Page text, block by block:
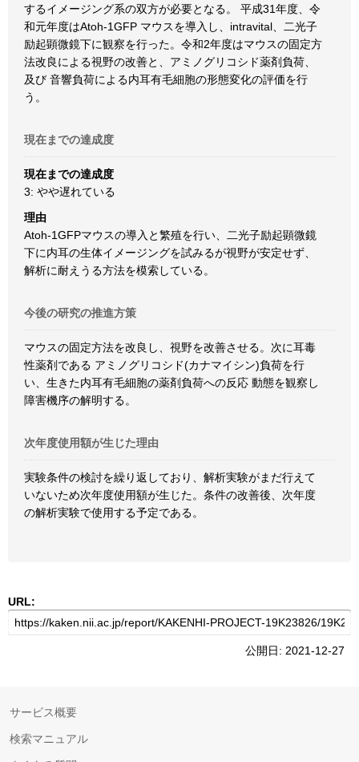
するイメージング系の双方が必要となる。 平成31年度、令
和元年度はAtoh-1GFP マウスを導入し、intravital、二光子
励起顕微鏡下に観察を行った。令和2年度はマウスの固定方
法改良による視野の改善と、アミノグリコシド薬剤負荷、
及び 音響負荷による内耳有毛細胞の形態変化の評価を行
う。
現在までの達成度
現在までの達成度
3: やや遅れている
理由
Atoh-1GFPマウスの導入と繁殖を行い、二光子励起顕微鏡
下に内耳の生体イメージングを試みるが視野が安定せず、
解析に耐えうる方法を模索している。
今後の研究の推進方策
マウスの固定方法を改良し、視野を改善させる。次に耳毒
性薬剤である アミノグリコシド(カナマイシン)負荷を行
い、生きた内耳有毛細胞の薬剤負荷への反応 動態を観察し
障害機序の解明する。
次年度使用額が生じた理由
実験条件の検討を繰り返しており、解析実験がまだ行えて
いないため次年度使用額が生じた。条件の改善後、次年度
の解析実験で使用する予定である。
URL:
公開日: 2021-12-27
サービス概要
検索マニュアル